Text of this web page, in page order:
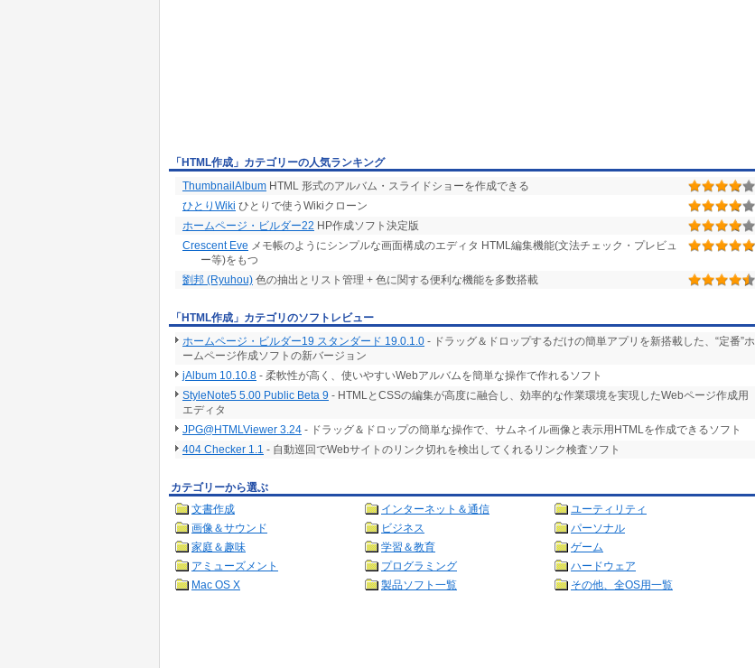
「HTML作成」カテゴリーの人気ランキング
ThumbnailAlbum HTML 形式のアルバム・スライドショーを作成できる
ひとりWiki ひとりで使うWikiクローン
ホームページ・ビルダー22 HP作成ソフト決定版
Crescent Eve メモ帳のようにシンプルな画面構成のエディタ HTML編集機能(文法チェック・プレビュ
ー等)をもつ
劉邦 (Ryuhou) 色の抽出とリスト管理 + 色に関する便利な機能を多数搭載
「HTML作成」カテゴリのソフトレビュー
ホームページ・ビルダー19 スタンダード 19.0.1.0 - ドラッグ＆ドロップするだけの簡単アプリを新搭載した、“定番”ホ
ームページ作成ソフトの新バージョン
jAlbum 10.10.8 - 柔軟性が高く、使いやすいWebアルバムを簡単な操作で作れるソフト
StyleNote5 5.00 Public Beta 9 - HTMLとCSSの編集が高度に融合し、効率的な作業環境を実現したWebページ作成用
エディタ
JPG@HTMLViewer 3.24 - ドラッグ＆ドロップの簡単な操作で、サムネイル画像と表示用HTMLを作成できるソフト
404 Checker 1.1 - 自動巡回でWebサイトのリンク切れを検出してくれるリンク検査ソフト
カテゴリーから選ぶ
文書作成
インターネット＆通信
ユーティリティ
画像＆サウンド
ビジネス
パーソナル
家庭＆趣味
学習＆教育
ゲーム
アミューズメント
プログラミング
ハードウェア
Mac OS X
製品ソフト一覧 その他、全OS用一覧